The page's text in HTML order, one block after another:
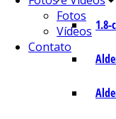
1.8-
Fotos
Vídeos
Contato